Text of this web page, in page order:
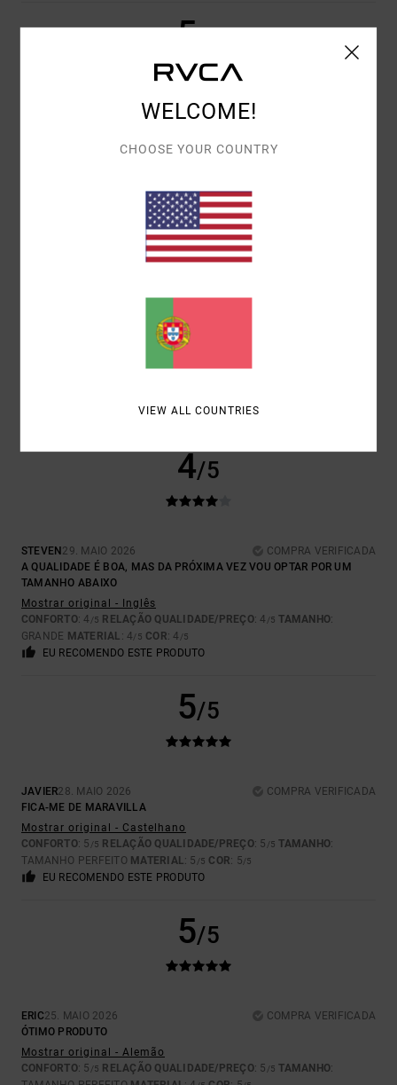
5
17. JUNHO 2026
Mostrar original - Alemão
5/5
29. MAIO 2026
EU RECOMENDO ESTE PRODUTO
4/5
STEVEN 29. MAIO 2026
COMPRA VERIFICADA
A QUALIDADE É BOA, MAS DA PRÓXIMA VEZ VOU OPTAR POR UM
TAMANHO ABAIXO
Mostrar original - Inglês
CONFORTO: 4 /5 RELAÇÃO QUALIDADE/PREÇO: 4 /5 TAMANHO:
GRANDE MATERIAL : 4/5 COR: 4 /5
EU RECOMENDO ESTE PRODUTO
5/5
JAVIER28. MAIO 2026
COMPRA VERIFICADA
FICA-ME DE MARAVILLA
Mostrar original - Castelhano
CONFORTO: 5 /5 RELAÇÃO QUALIDADE/PREÇO: 5 /5 TAMANHO:
TAMANHO PERFEITO MATERIAL: 5 /5 COR: 5/5
EU RECOMENDO ESTE PRODUTO
5/5
ERIC25. MAIO 2026
COMPRA VERIFICADA
ÓTIMO PRODUTO
Mostrar original - Alemão
CONFORTO: 5 /5 RELAÇÃO QUALIDADE/PREÇO: 5 /5 TAMANHO:
WELCOME!
CHOOSE YOUR COUNTRY
VIEW ALL COUNTRIES